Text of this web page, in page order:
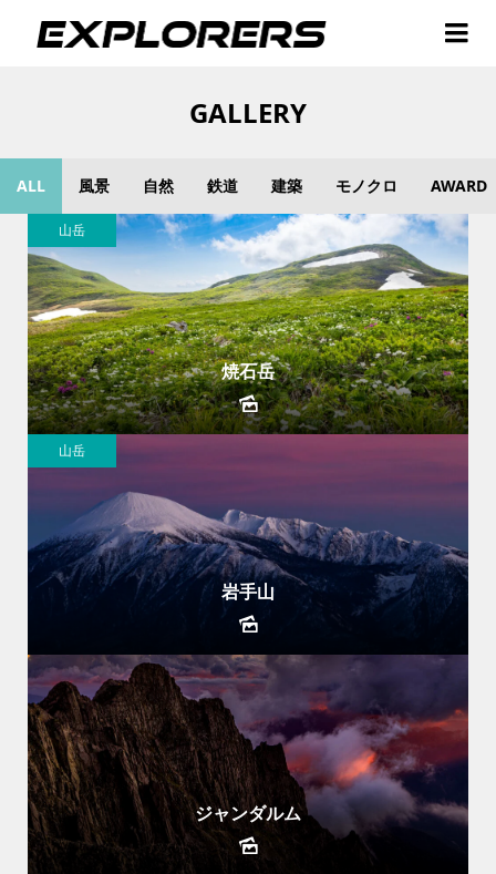
GALLERY
ALL 風景 自然 鉄道 建築 モノクロ AWARD
焼石岳
山岳
岩手山
山岳
ジャンダルム